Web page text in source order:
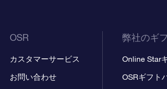
OSR
カスタマーサービス
お問い合わせ
弊社のギ
Online Star
OSRギフト